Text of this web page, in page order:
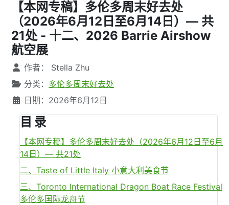
【本网专稿】多伦多周末好去处
（2026年6月12日至6月14日）— 共
21处 - 十二、2026 Barrie Airshow
航空展
文章信息
作者： Stella Zhu
分类： 多伦多周末好去处
日期：2026年6月12日
目 录
【本网专稿】多伦多周末好去处（2026年6月12日至6月
14日）— 共21处
二、Taste of Little Italy 小意大利美食节
三、Toronto International Dragon Boat Race Festival
多伦多国际龙舟节